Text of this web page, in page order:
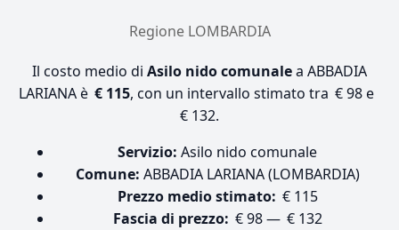
Regione LOMBARDIA
Il costo medio di Asilo nido comunalea ABBADIA
LARIANA è € 115, con un intervallo stimato tra € 98 e
€ 132.
Servizio: Asilo nido comunale
Comune: ABBADIA LARIANA (LOMBARDIA)
Prezzo medio stimato: € 115
Fascia di prezzo: € 98 — € 132